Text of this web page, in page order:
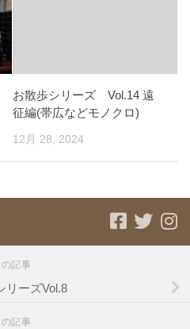
お散歩シリーズ Vol.14 遠
征編(帯広などモノクロ)
12月 28, 2024
記事
リーズVol.8
記事